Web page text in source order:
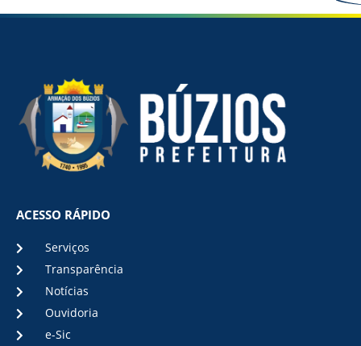
ACESSO RÁPIDO
Serviços
Transparência
Notícias
Ouvidoria
e-Sic